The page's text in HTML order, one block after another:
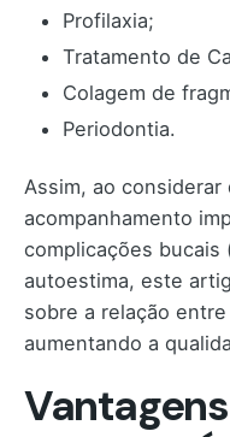
Profilaxia;
Tratamento de
Colagem de
Periodontia.
Assim, ao
acompanhamento
complicações bucais
autoestima, este
sobre a relação
aumentando a